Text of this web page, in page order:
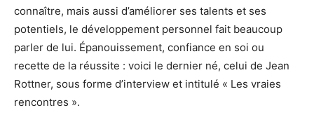
connaître, mais aussi d’améliorer ses talents et ses
potentiels, le développement personnel fait beaucoup
parler de lui. Épanouissement, confiance en soi ou
recette de la réussite : voici le dernier né, celui de Jean
Rottner, sous forme d’interview et intitulé « Les vraies
rencontres ».